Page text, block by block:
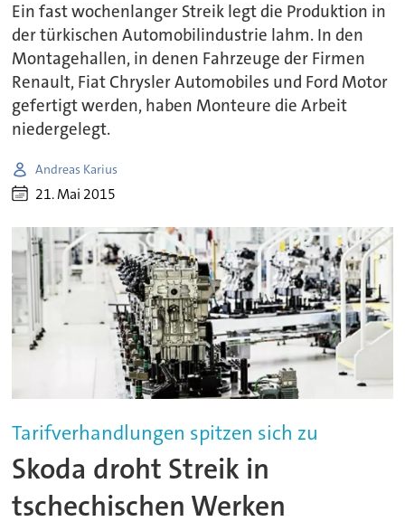
Ein fast wochenlanger Streik legt die Produktion in
der türkischen Automobilindustrie lahm. In den
Montagehallen, in denen Fahrzeuge der Firmen
Renault, Fiat Chrysler Automobiles und Ford Motor
gefertigt werden, haben Monteure die Arbeit
niedergelegt.
Andreas Karius
21. Mai 2015
Tarifverhandlungen spitzen sich zu
Skoda droht Streik in
tschechischen Werken